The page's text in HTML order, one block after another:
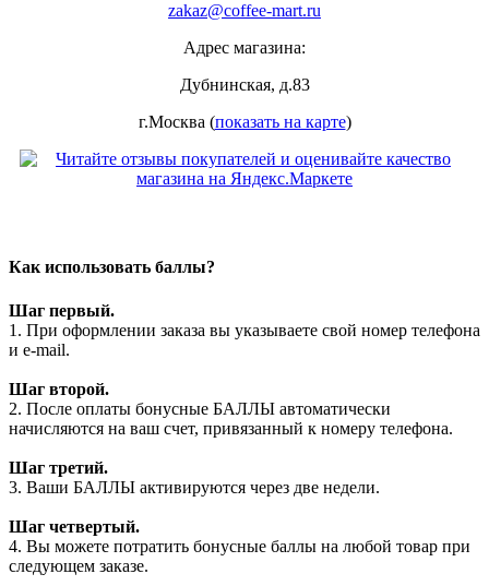
zakaz@coffee-mart.ru
Адрес магазина:
Дубнинская, д.83
г.Москва (показать на карте)
Как использовать баллы?
Шаг первый.
1. При оформлении заказа вы указываете свой номер телефона
и e-mail.
Шаг второй.
2. После оплаты бонусные БАЛЛЫ автоматически
начисляются на ваш счет, привязанный к номеру телефона.
Шаг третий.
3. Ваши БАЛЛЫ активируются через две недели.
Шаг четвертый.
4. Вы можете потратить бонусные баллы на любой товар при
следующем заказе.